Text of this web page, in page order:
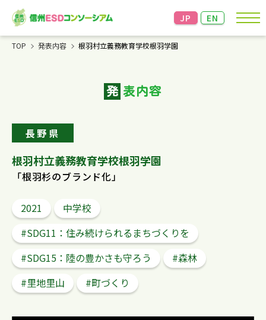
コンソーシアムについて
成果発表＆交流会
リンク
お問い合わせ
信州大学教育学部の個人情報
の保護方針に準じます。
こちらからご確認ください。
JP EN
TOP 発表内容 根羽村立義務教育学校根羽学園
発 表内容
長野県
根羽村立義務教育学校根羽学園
「根羽杉のブランド化」
2021
中学校
#SDG11：住み続けられるまちづくりを
#SDG15：陸の豊かさも守ろう
#森林
#里地里山
#町づくり